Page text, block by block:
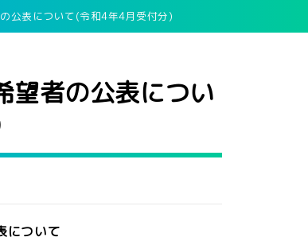
公表について(令和4年4月受付分)
望者の公表につい
について